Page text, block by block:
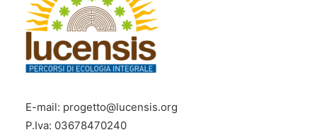
E-mail: progetto@lucensis.org
P.Iva: 03678470240